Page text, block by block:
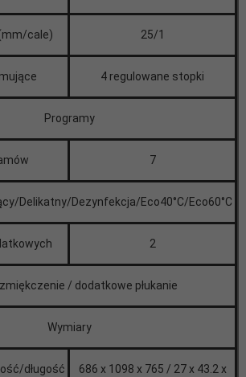
cale) 25/1
4 regulowane stopki
Programy
7
Delikatny/Dezynfekcja/Eco40°C/Eco60°C
2
/ dodatkowe płukanie
Wymiary
długość
686 x 1098 x 765 / 27 x 43.2 x